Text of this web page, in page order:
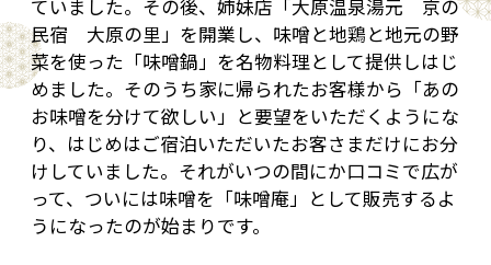
ていました。その後、姉妹店「大原温泉湯元 京の
民宿 大原の里」を開業し、味噌と地鶏と地元の野
菜を使った「味噌鍋」を名物料理として提供しはじ
めました。そのうち家に帰られたお客様から「あの
お味噌を分けて欲しい」と要望をいただくようにな
り、はじめはご宿泊いただいたお客さまだけにお分
けしていました。それがいつの間にか口コミで広が
って、ついには味噌を「味噌庵」として販売するよ
うになったのが始まりです。